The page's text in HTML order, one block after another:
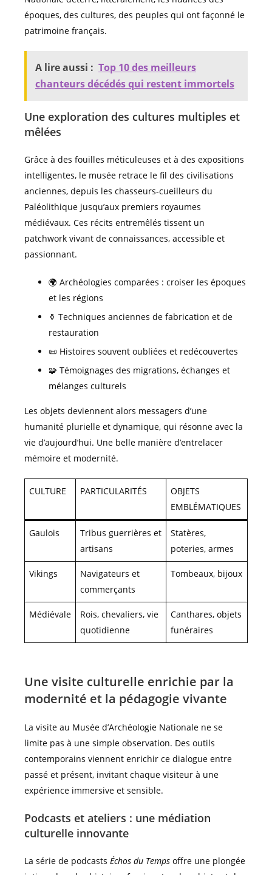
époques, des cultures, des peuples qui ont façonné le
patrimoine français.
A lire aussi : Top 10 des meilleurs
chanteurs décédés qui restent immortels
Une exploration des cultures multiples et
mêlées
Grâce à des fouilles méticuleuses et à des expositions
intelligentes, le musée retrace le fil des civilisations
anciennes, depuis les chasseurs-cueilleurs du
Paléolithique jusqu’aux premiers royaumes
médiévaux. Ces récits entremêlés tissent un
patchwork vivant de connaissances, accessible et
passionnant.
🌍 Archéologies comparées : croiser les époques
et les régions
⚱️ Techniques anciennes de fabrication et de
restauration
📜 Histoires souvent oubliées et redécouvertes
🧩 Témoignages des migrations, échanges et
mélanges culturels
Les objets deviennent alors messagers d’une
humanité plurielle et dynamique, qui résonne avec la
vie d’aujourd’hui. Une belle manière d’entrelacer
mémoire et modernité.
CULTURE PARTICULARITÉS
OBJETS
EMBLÉMATIQUES
Gaulois
Tribus guerrières et
artisans
Statères,
poteries, armes
Vikings
Navigateurs et
commerçants
Tombeaux, bijoux
Médiévale
Rois, chevaliers, vie
quotidienne
Canthares, objets
funéraires
Une visite culturelle enrichie par la
modernité et la pédagogie vivante
La visite au Musée d’Archéologie Nationale ne se
limite pas à une simple observation. Des outils
contemporains viennent enrichir ce dialogue entre
passé et présent, invitant chaque visiteur à une
expérience immersive et sensible.
Podcasts et ateliers : une médiation
culturelle innovante
La série de podcasts Échos du Temps offre une plongée